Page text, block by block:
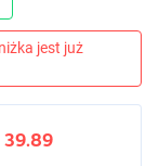
jest już
39.89